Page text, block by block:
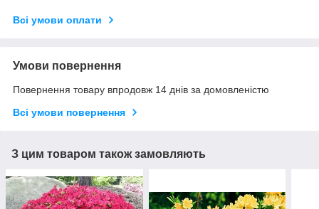
Всі умови оплати
Умови повернення
Повернення товару впродовж 14 днів за домовленістю
Всі умови повернення
З цим товаром також замовляють